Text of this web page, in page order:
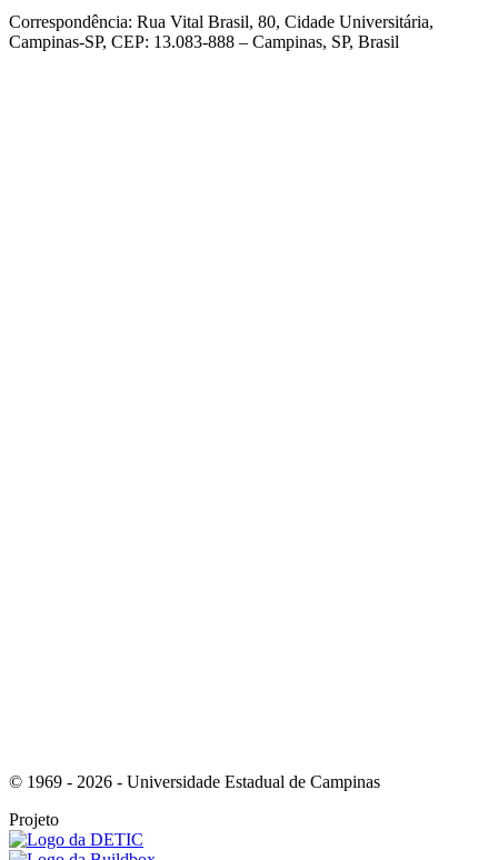
Correspondência: Rua Vital Brasil, 80, Cidade Universitária,
Campinas-SP, CEP: 13.083-888 – Campinas, SP, Brasil
© 1969 - 2026 - Universidade Estadual de Campinas
Projeto